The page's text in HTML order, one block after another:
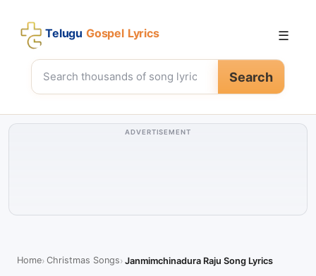
Telugu Gospel Lyrics
Search
☰
ADVERTISEMENT
Home Christmas Songs Janmimchinadura Raju Song Lyrics